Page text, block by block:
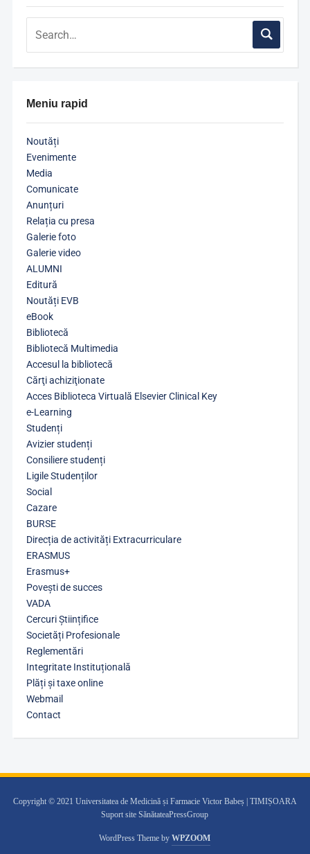
Meniu rapid
Noutăți
Evenimente
Media
Comunicate
Anunțuri
Relația cu presa
Galerie foto
Galerie video
ALUMNI
Editură
Noutăți EVB
eBook
Bibliotecă
Bibliotecă Multimedia
Accesul la bibliotecă
Cărţi achiziţionate
Acces Biblioteca Virtuală Elsevier Clinical Key
e-Learning
Studenți
Avizier studenți
Consiliere studenți
Ligile Studenților
Social
Cazare
BURSE
Direcția de activități Extracurriculare
ERASMUS
Erasmus+
Povești de succes
VADA
Cercuri Științifice
Societăți Profesionale
Reglementări
Integritate Instituțională
Plăți și taxe online
Webmail
Contact
Copyright © 2021 Universitatea de Medicină și Farmacie Victor Babeș | TIMIȘOARA
Suport site SănătateaPressGroup
WordPress Theme byWPZOOM